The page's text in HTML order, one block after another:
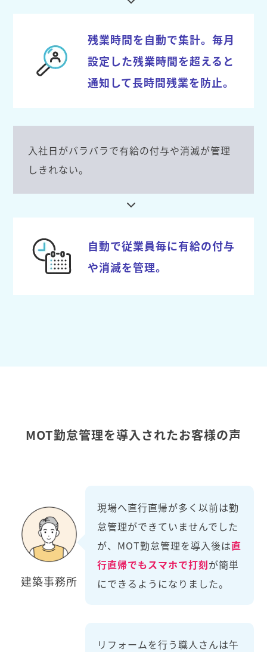
残業時間を自動で集計。毎月
設定した残業時間を超えると
通知して長時間残業を防止。
入社日がバラバラで有給の付与や消滅が管理
しきれない。
自動で従業員毎に有給の付与
や消滅を管理。
MOT勤怠管理を導入されたお客様の声
建築事務所
現場へ直行直帰が多く以前は勤
怠管理ができていませんでした
が、MOT勤怠管理を導入後は直
行直帰でもスマホで打刻が簡単
にできるようになりました。
リフォームを行う職人さんは午